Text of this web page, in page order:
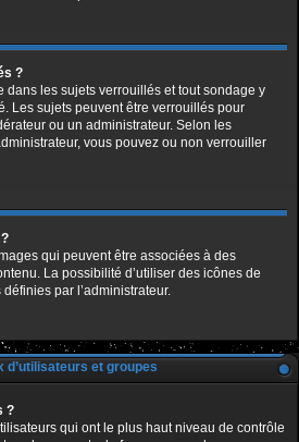
?
dans les sujets verrouillés et tout sondage y
Les sujets peuvent être verrouillés pour
ou un administrateur. Selon les
vous pouvez ou non verrouiller
qui peuvent être associées à des
La possibilité d’utiliser des icônes de
par l’administrateur.
d’utilisateurs et groupes
?
qui ont le plus haut niveau de contrôle